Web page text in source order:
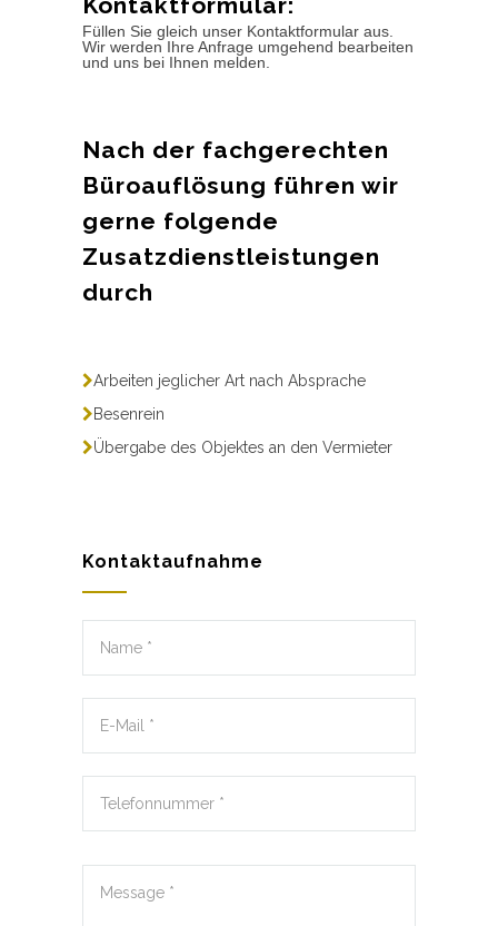
Füllen Sie gleich unser Kontaktformular aus.
Wir werden Ihre Anfrage umgehend bearbeiten
und uns bei Ihnen melden.
Nach der fachgerechten
Büroauflösung führen wir
gerne folgende
Zusatzdienstleistungen
durch
Arbeiten jeglicher Art nach Absprache
Besenrein
Übergabe des Objektes an den Vermieter
Kontaktaufnahme